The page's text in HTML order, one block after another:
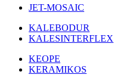
JET-MOSAIC
KALEBODUR
KALESINTERFLEX
KEOPE
KERAMIKOS